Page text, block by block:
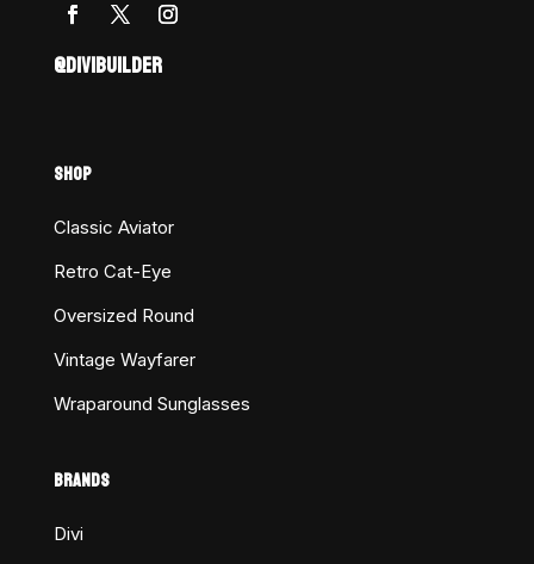
@DIVIBUILDER
SHOP
Classic Aviator
Retro Cat-Eye
Oversized Round
Vintage Wayfarer
Wraparound Sunglasses
BRANDS
Divi